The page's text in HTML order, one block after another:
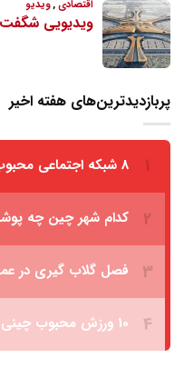
پربازدیدترین‌های هفته اخیر